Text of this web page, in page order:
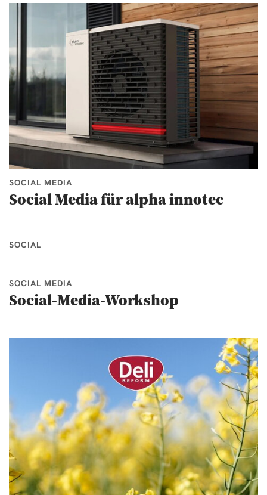
SOCIAL MEDIA
Social Media für alpha innotec
SOCIAL
SOCIAL MEDIA
Social-Media-Workshop